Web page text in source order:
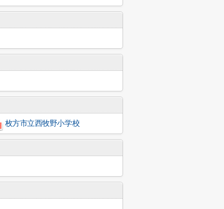
枚方市立西牧野小学校